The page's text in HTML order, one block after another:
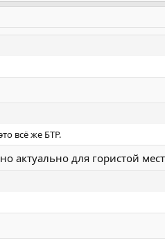
всё же БТР.
актуально для гористой